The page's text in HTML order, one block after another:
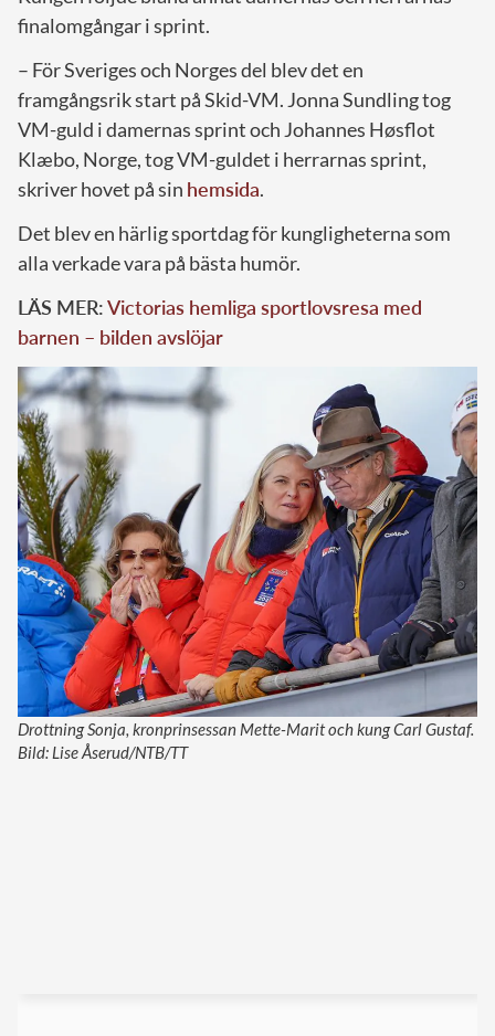
finalomgångar i sprint.
– För Sveriges och Norges del blev det en
framgångsrik start på Skid-VM. Jonna Sundling tog
VM-guld i damernas sprint och Johannes Høsflot
Klæbo, Norge, tog VM-guldet i herrarnas sprint,
skriver hovet på sin hemsida.
Det blev en härlig sportdag för kungligheterna som
alla verkade vara på bästa humör.
LÄS MER:Victorias hemliga sportlovsresa med
barnen – bilden avslöjar
Drottning Sonja, kronprinsessan Mette-Marit och kung Carl Gustaf.
Bild: Lise Åserud/NTB/TT